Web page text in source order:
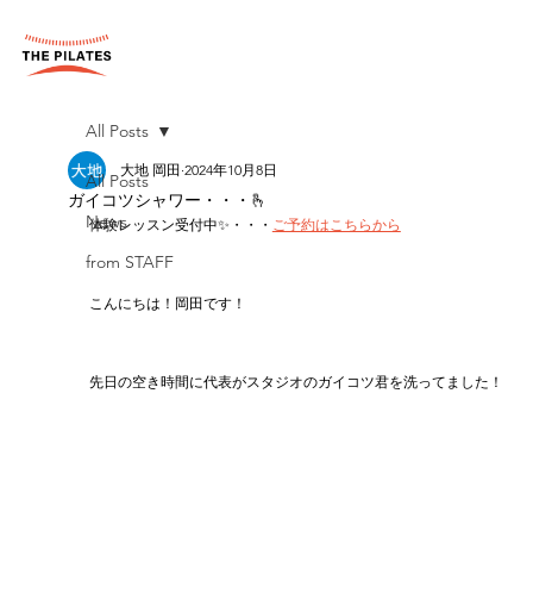
All Posts
News
from STAFF
All Posts
ガイコツシャワー・・・🫰
大地 岡田 2024年10月8日
体験レッスン受付中✨・・・ ご予約はこちらから
こんにちは！岡田です！
先日の空き時間に代表がスタジオのガイコツ君を洗ってました！